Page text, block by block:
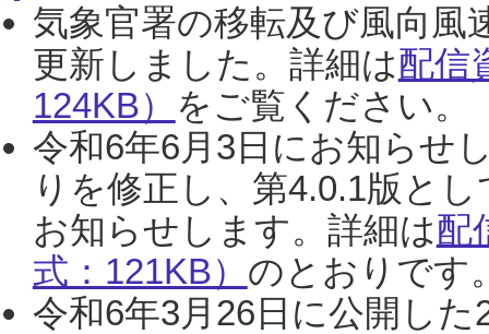
気象官署の移転及び風向風
更新しました。詳細は配信
124KB） をご覧ください。
令和6年6月3日にお知らせ
りを修正し、第4.0.1版と
お知らせします。詳細は配
式：121KB） のとおりです
令和6年3月26日に公開し